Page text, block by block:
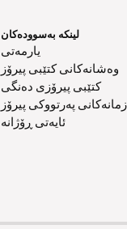
لینکە بەسوودەکان
یارمەتی
وەشانەکانی کتێبی پیرۆز
کتێبی پیرۆزی دەنگی
زمانەکانی پەرتووکی پیرۆز
ئایەتی ڕۆژانە